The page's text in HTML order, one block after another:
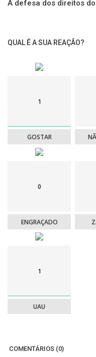
De onde surgiu o Povo de Israel?
A defesa dos direitos
QUAL É A SUA REAÇÃO?
1
GOSTAR
0
ENGRAÇADO
1
UAU
COMENTÁRIOS (0)